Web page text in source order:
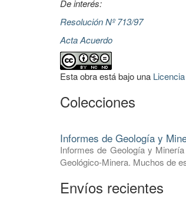
De interés:
Resolución Nº 713/97
Acta Acuerdo
Esta obra está bajo una
Colecciones
Informes de Geología y
Informes de Geología y
Geológico-Minera. Muchos de
Envíos recientes